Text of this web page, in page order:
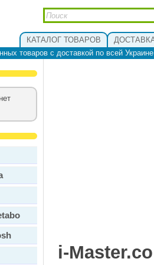
КАТАЛОГ ТОВАРОВ
товаров с доставкой по всей
i-